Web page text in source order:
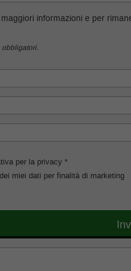
informazioni e per
obbligatori.
per la privacy *
miei dati per finalità di marketing